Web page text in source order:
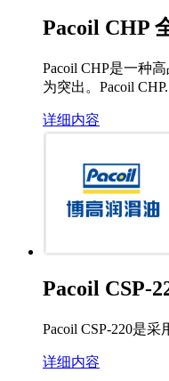
Pacoil CHP
Pacoil CHP是一种
为突出。Pacoil
详细内容
Pacoil CSP-
Pacoil CSP-220是
详细内容